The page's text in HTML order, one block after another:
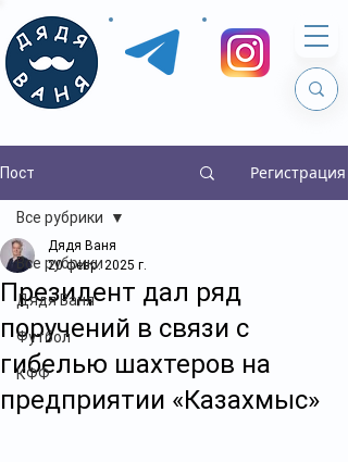
Пост Регистрация
Все рубрики
Дядя Ваня
Футбол
КФФ
Все рубрики
Президент дал ряд
поручений в связи с
гибелью шахтеров на
предприятии «Казахмыс»
Дядя Ваня
20 февр. 2025 г.